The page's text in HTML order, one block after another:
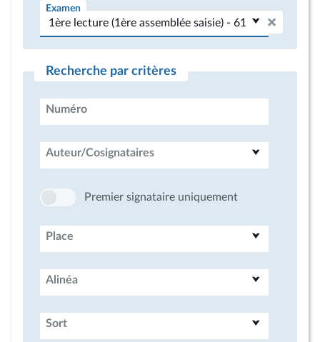
Examen
Recherche par critères
Numéro
Auteur/Cosignataires
Premier signataire uniquement
Place
Alinéa
Sort